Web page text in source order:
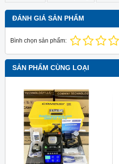
ĐÁNH GIÁ SẢN PHẨM
Bình chọn sản phẩm:
SẢN PHẨM CÙNG LOẠI